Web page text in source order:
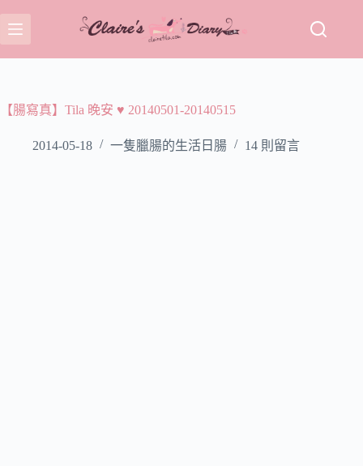
至
主
容【腸寫真】Tila 晚安 ♥ 20140501-20140515
2014-05-18 一隻臘腸的生活日腸 14 則留言